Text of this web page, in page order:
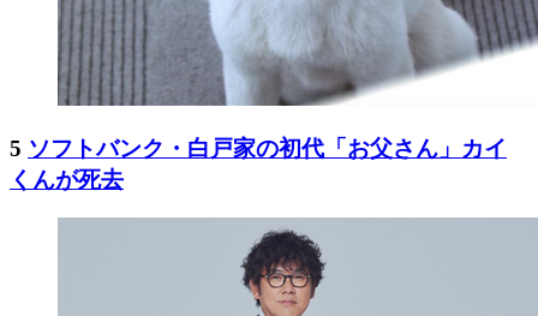
5 ソフトバンク・白戸家の初代「お父さん」カイ
くんが死去